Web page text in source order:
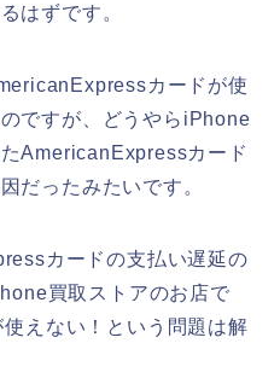
はずです。
カードが使
ですが、どうやらiPhone
AmericanExpressカード
だったみたいです。
カードの支払い遅延の
買取ストアのお店で
えない！という問題は解